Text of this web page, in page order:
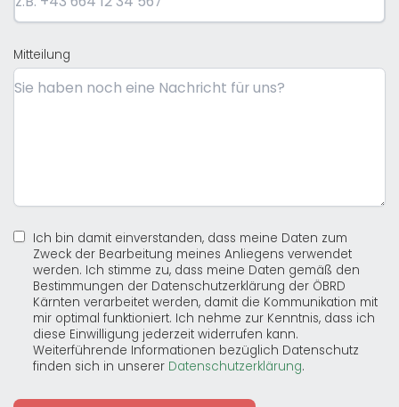
Mitteilung
Ich bin damit einverstanden, dass meine Daten zum
Zweck der Bearbeitung meines Anliegens verwendet
werden. Ich stimme zu, dass meine Daten gemäß den
Bestimmungen der Datenschutzerklärung der ÖBRD
Kärnten verarbeitet werden, damit die Kommunikation mit
mir optimal funktioniert. Ich nehme zur Kenntnis, dass ich
diese Einwilligung jederzeit widerrufen kann.
Weiterführende Informationen bezüglich Datenschutz
finden sich in unserer Datenschutzerklärung.